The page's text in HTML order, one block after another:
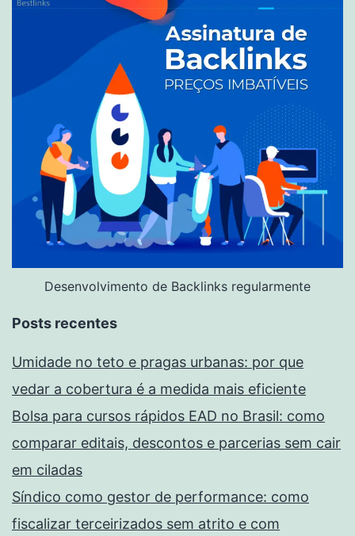
Desenvolvimento de Backlinks regularmente
Posts recentes
Umidade no teto e pragas urbanas: por que
vedar a cobertura é a medida mais eficiente
Bolsa para cursos rápidos EAD no Brasil: como
comparar editais, descontos e parcerias sem cair
em ciladas
Síndico como gestor de performance: como
fiscalizar terceirizados sem atrito e com